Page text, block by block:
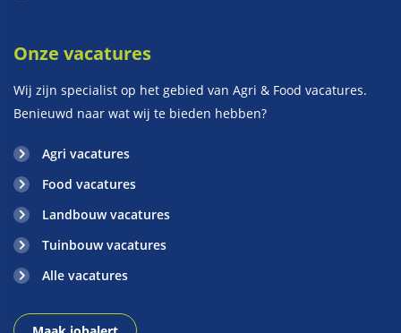
Onze vacatures
Wij zijn specialist op het gebied van Agri & Food vacatures.
Benieuwd naar wat wij te bieden hebben?
Agri vacatures
Food vacatures
Landbouw vacatures
Tuinbouw vacatures
Alle vacatures